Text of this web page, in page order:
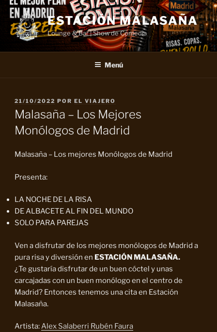
Saltar
contenido
ESTACIÓN MALASAÑA
Lounge & Bar | Show de Comedia
Menú
PUBLICADO
EL
21/10/2022 POR EL VIAJERO
Malasaña – Los Mejores
Monólogos de Madrid
Malasaña – Los mejores Monólogos de Madrid
Presenta:
LA NOCHE DE LA RISA
DE ALBACETE AL FIN DEL MUNDO
SOLO PARA PAREJAS
Ven a disfrutar de los mejores monólogos de Madrid a
pura risa y diversión en ESTACIÓN MALASAÑA.
¿Te gustaría disfrutar de un buen cóctel y unas
carcajadas con un buen monólogo en el centro de
Madrid? Entonces tenemos una cita en Estación
Malasaña.
Artista:Alex Salaberri Rubén Faura